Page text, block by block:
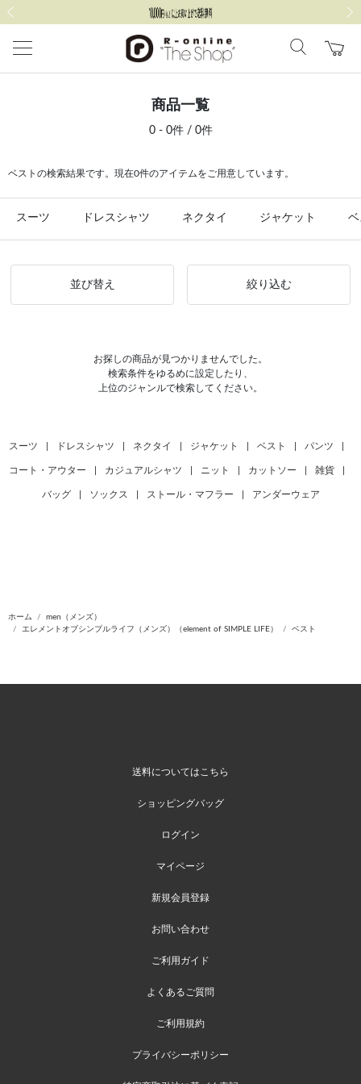
商品一覧
0 - 0件 / 0件
ベストの検索結果です。現在0件のアイテムをご用意しています。
スーツ ドレスシャツ ネクタイ ジャケット
並び替え 絞り込む
お探しの商品が見つかりませんでした。
検索条件をゆるめに設定したり、
上位のジャンルで検索してください。
スーツ ドレスシャツ ネクタイ ジャケット ベスト パンツ
コート・アウター カジュアルシャツ ニット カットソー 雑貨
バッグ ソックス ストール・マフラー アンダーウェア
ホーム
men（メンズ）
エレメントオブシンプルライフ（メンズ）（element of SIMPLE LIFE）
ベスト
送料についてはこちら
ショッピングバッグ
ログイン
マイページ
新規会員登録
お問い合わせ
ご利用ガイド
よくあるご質問
ご利用規約
プライバシーポリシー